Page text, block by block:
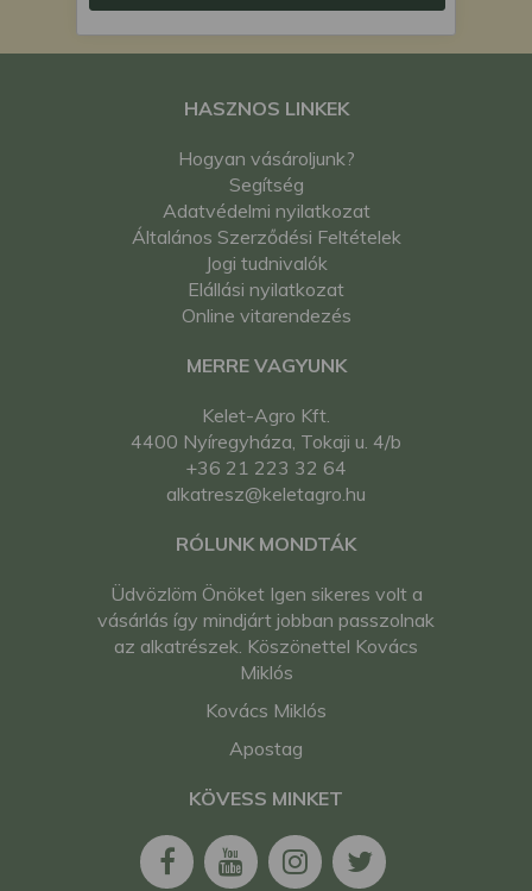
HASZNOS LINKEK
Hogyan vásároljunk?
Segítség
Adatvédelmi nyilatkozat
Általános Szerződési Feltételek
Jogi tudnivalók
Elállási nyilatkozat
Online vitarendezés
MERRE VAGYUNK
Kelet-Agro Kft.
4400 Nyíregyháza, Tokaji u. 4/b
+36 21 223 32 64
alkatresz@keletagro.hu
RÓLUNK MONDTÁK
Üdvözlöm Önöket Igen sikeres volt a
vásárlás így mindjárt jobban passzolnak
az alkatrészek. Köszönettel Kovács
Miklós
Kovács Miklós
Apostag
KÖVESS MINKET